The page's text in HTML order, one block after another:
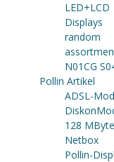
LED+LCD
Displays
random
N01CG
Pollin Artikel
ADSL-
128 MByte
Netbox
Pollin-